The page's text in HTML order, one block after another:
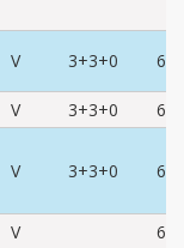
V 3+3+0 6
V 3+3+0 6
V 3+3+0 6
V 6